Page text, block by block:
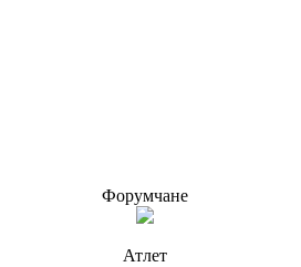
Форумчане
Атлет